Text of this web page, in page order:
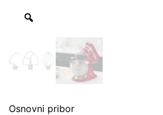
Osnovni pribor